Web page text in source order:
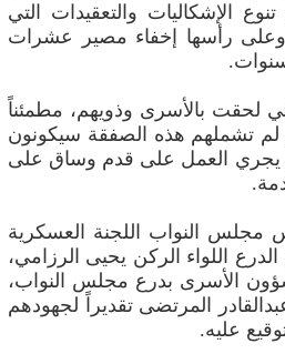
الإشكاليات والتعقيدات التي
رأسها إخفاء مصير عشرات
لحقت بالأسرى وذويهم، مطمئناً
تشملهم هذه الصفقة سيكونون
يجري العمل على قدم وساق على
مجلس النواب اللجنة العسكرية
اللواء الركن يحيى الرزامي،
الأسرى بدرع مجلس النواب،
المرتضى تقديراً لجهودهم
عليه.